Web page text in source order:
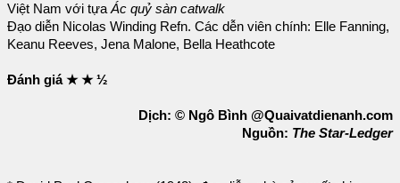
Việt Nam với tựaÁc quỷ sàn catwalk
Đạo diễn Nicolas Winding Refn. Các dễn viên chính: Elle Fanning,
Keanu Reeves, Jena Malone, Bella Heathcote
Đánh giá ★ ★ ½
Dịch: © Ngô Bình @Quaivatdienanh.com
Nguồn: The Star-Ledger